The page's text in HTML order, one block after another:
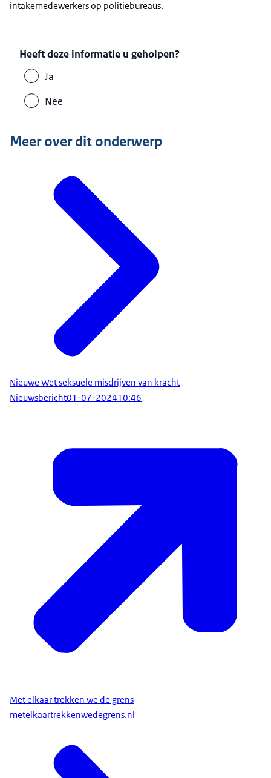
intakemedewerkers op politiebureaus.
Heeft deze informatie u geholpen?
Ja
Nee
Meer over dit onderwerp
Nieuwe Wet seksuele misdrijven van kracht
Nieuwsbericht01-07-202410:46
Met elkaar trekken we de grens
metelkaartrekkenwedegrens.nl